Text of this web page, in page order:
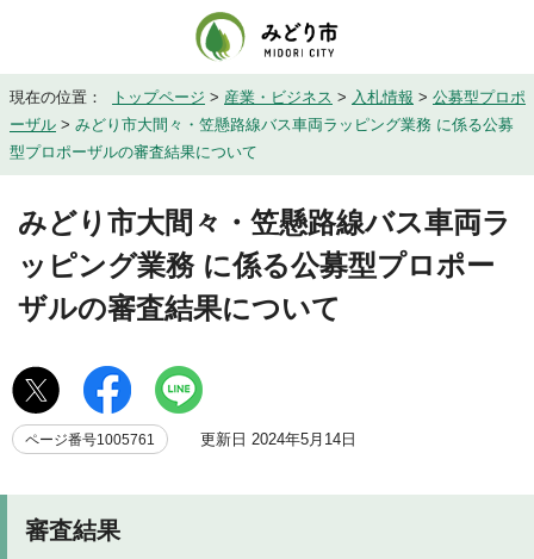
現在の位置： トップページ > 産業・ビジネス > 入札情報 > 公募型プロポ
ーザル > みどり市大間々・笠懸路線バス車両ラッピング業務 に係る公募
型プロポーザルの審査結果について
みどり市大間々・笠懸路線バス車両ラ
ッピング業務 に係る公募型プロポー
ザルの審査結果について
ページ番号1005761 更新日 2024年5月14日
審査結果